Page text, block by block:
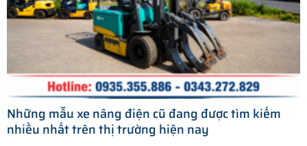
Những mẫu xe nâng điện cũ đang được tìm kiếm
nhiều nhất trên thị trường hiện nay